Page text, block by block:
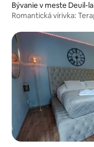
Bývanie v meste Deuil-
Romantická vírivka: